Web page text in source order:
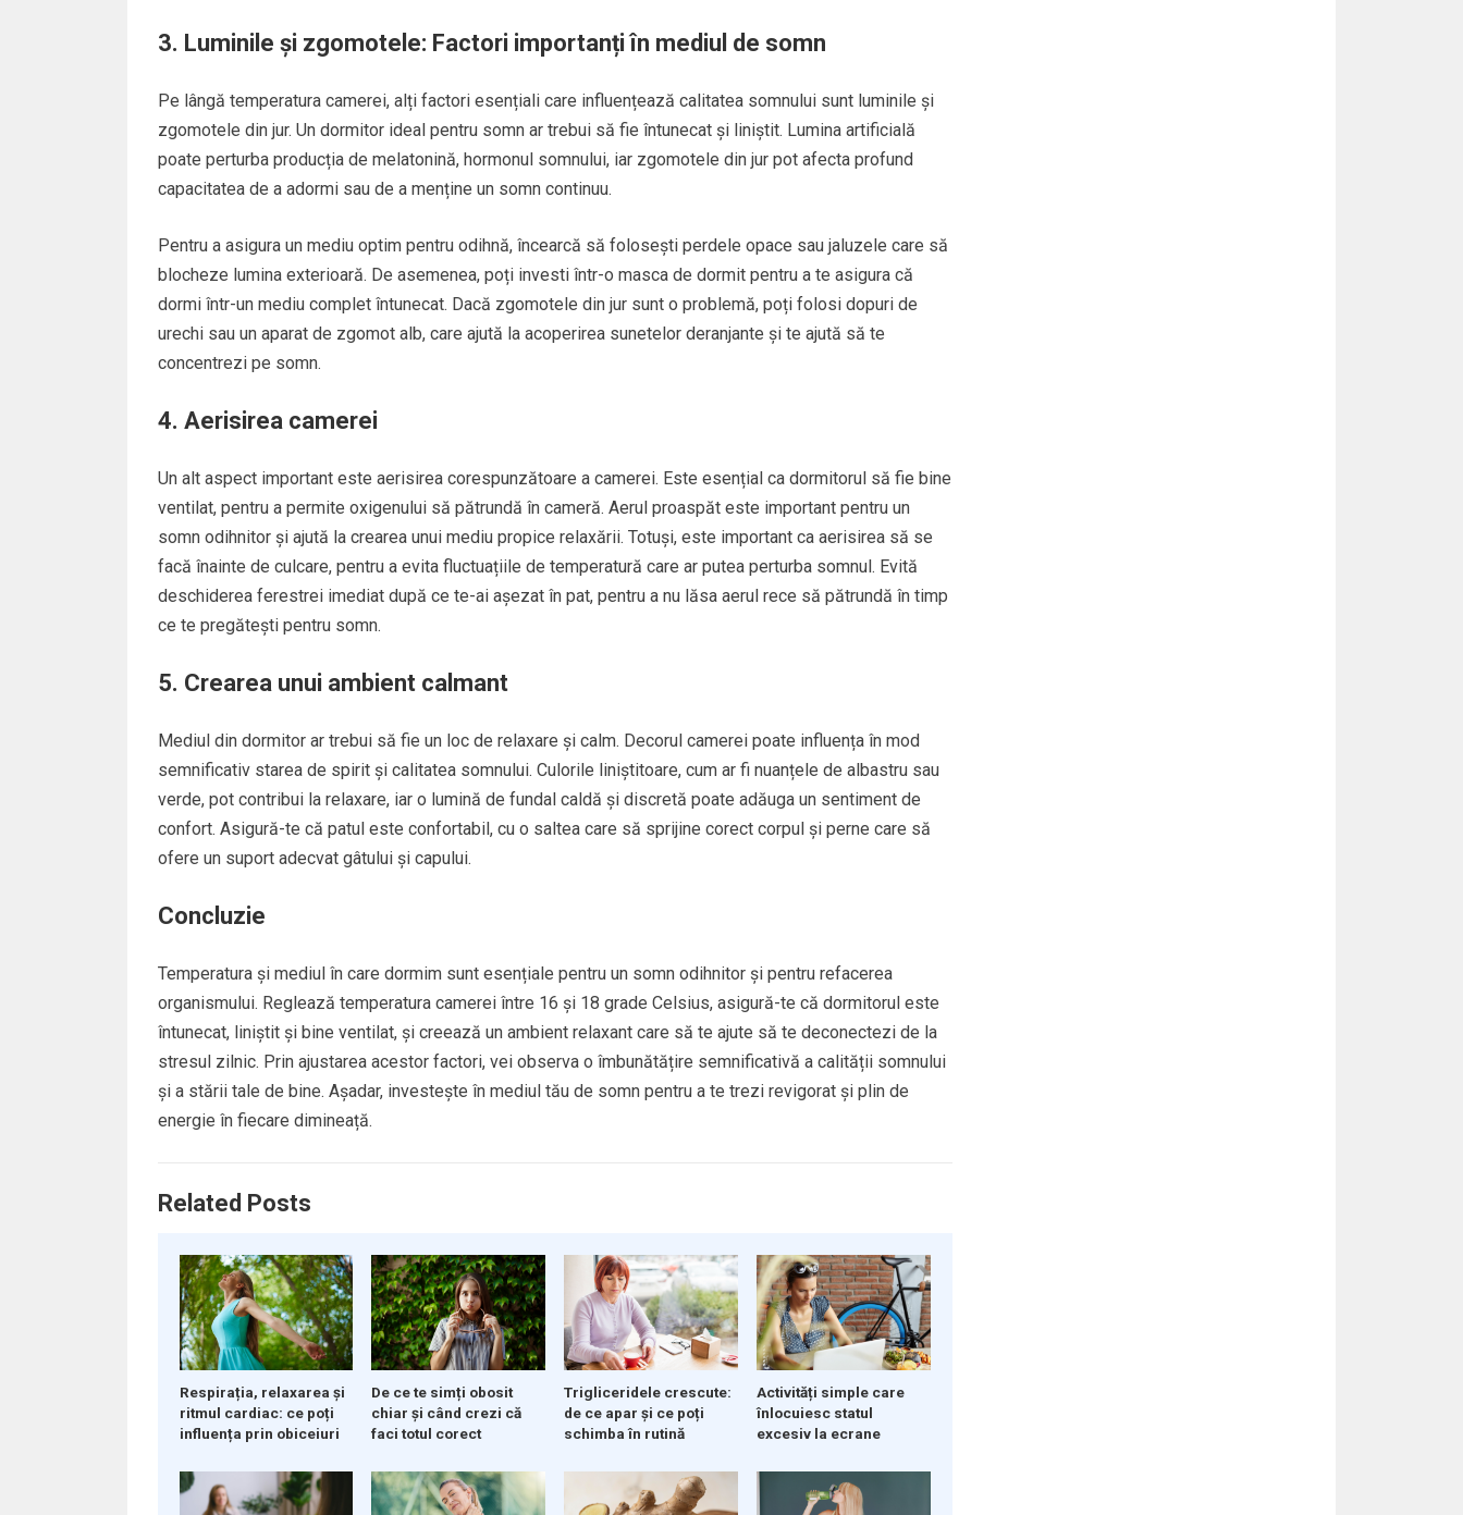
3. Luminile și zgomotele: Factori importanți în mediul de somn
Pe lângă temperatura camerei, alți factori esențiali care influențează calitatea somnului sunt luminile și
zgomotele din jur. Un dormitor ideal pentru somn ar trebui să fie întunecat și liniștit. Lumina artificială
poate perturba producția de melatonină, hormonul somnului, iar zgomotele din jur pot afecta profund
capacitatea de a adormi sau de a menține un somn continuu.
Pentru a asigura un mediu optim pentru odihnă, încearcă să folosești perdele opace sau jaluzele care să
blocheze lumina exterioară. De asemenea, poți investi într-o masca de dormit pentru a te asigura că
dormi într-un mediu complet întunecat. Dacă zgomotele din jur sunt o problemă, poți folosi dopuri de
urechi sau un aparat de zgomot alb, care ajută la acoperirea sunetelor deranjante și te ajută să te
concentrezi pe somn.
4. Aerisirea camerei
Un alt aspect important este aerisirea corespunzătoare a camerei. Este esențial ca dormitorul să fie bine
ventilat, pentru a permite oxigenului să pătrundă în cameră. Aerul proaspăt este important pentru un
somn odihnitor și ajută la crearea unui mediu propice relaxării. Totuși, este important ca aerisirea să se
facă înainte de culcare, pentru a evita fluctuațiile de temperatură care ar putea perturba somnul. Evită
deschiderea ferestrei imediat după ce te-ai așezat în pat, pentru a nu lăsa aerul rece să pătrundă în timp
ce te pregătești pentru somn.
5. Crearea unui ambient calmant
Mediul din dormitor ar trebui să fie un loc de relaxare și calm. Decorul camerei poate influența în mod
semnificativ starea de spirit și calitatea somnului. Culorile liniștitoare, cum ar fi nuanțele de albastru sau
verde, pot contribui la relaxare, iar o lumină de fundal caldă și discretă poate adăuga un sentiment de
confort. Asigură-te că patul este confortabil, cu o saltea care să sprijine corect corpul și perne care să
ofere un suport adecvat gâtului și capului.
Concluzie
Temperatura și mediul în care dormim sunt esențiale pentru un somn odihnitor și pentru refacerea
organismului. Reglează temperatura camerei între 16 și 18 grade Celsius, asigură-te că dormitorul este
întunecat, liniștit și bine ventilat, și creează un ambient relaxant care să te ajute să te deconectezi de la
stresul zilnic. Prin ajustarea acestor factori, vei observa o îmbunătățire semnificativă a calității somnului
și a stării tale de bine. Așadar, investește în mediul tău de somn pentru a te trezi revigorat și plin de
energie în fiecare dimineață.
Related Posts
Respirația, relaxarea și
ritmul cardiac: ce poți
influența prin obiceiuri
De ce te simți obosit
chiar și când crezi că
faci totul corect
Trigliceridele crescute:
de ce apar și ce poți
schimba în rutină
Activități simple care
înlocuiesc statul
excesiv la ecrane